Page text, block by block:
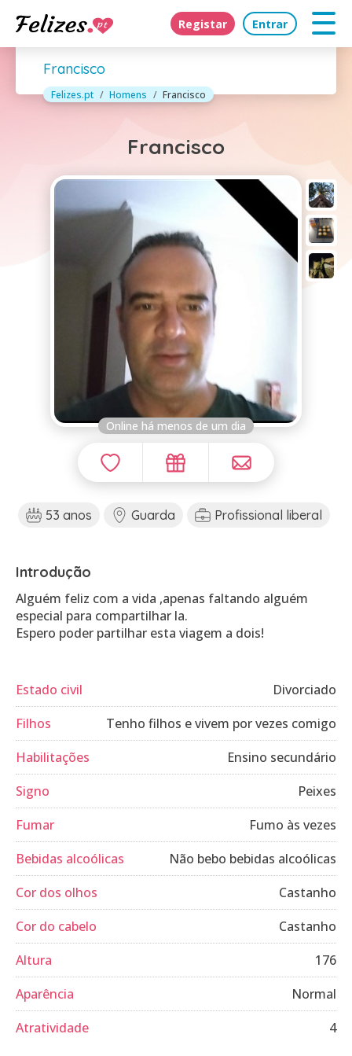
Registar Entrar
Francisco
Felizes.pt Homens Francisco
Francisco
Online há menos de um dia
53 anos Guarda Profissional liberal
Introdução
Alguém feliz com a vida ,apenas faltando alguém
especial para compartilhar la.
Espero poder partilhar esta viagem a dois!
Estado civil
Divorciado
Filhos
Tenho filhos e vivem por vezes comigo
Habilitações
Ensino secundário
Signo
Peixes
Fumar
Fumo às vezes
Bebidas alcoólicas
Não bebo bebidas alcoólicas
Cor dos olhos
Castanho
Cor do cabelo
Castanho
Altura
176
Aparência
Normal
Atratividade
4